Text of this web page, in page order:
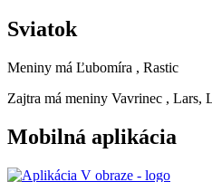
Sviatok
Meniny má Ľubomíra , Rastic
Zajtra má meniny Vavrinec , Lars,
Mobilná aplikácia